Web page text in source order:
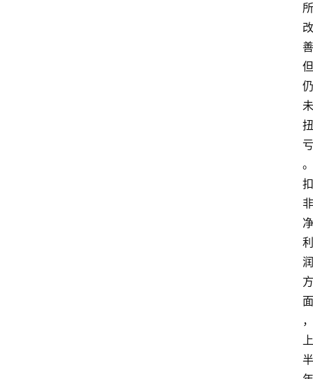
所
改
善
但
仍
未
扭
亏
。
扣
非
净
利
润
方
面
，
上
半